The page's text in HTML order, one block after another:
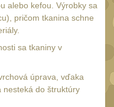
alebo kefou. Výrobky sa
pričom tkanina schne
sa tkaniny v
úprava, vďaka
nesteká do štruktúry